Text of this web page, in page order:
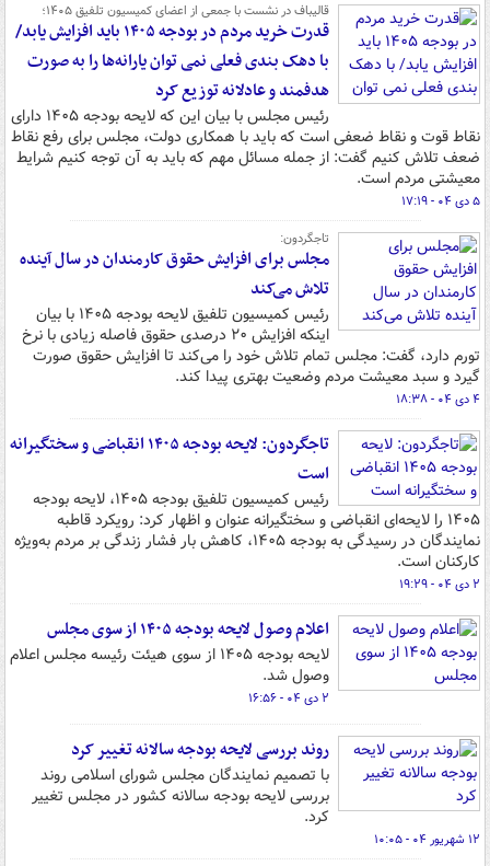
قالیباف در نشست با جمعی از اعضای کمیسیون تلفیق ۱۴۰۵؛
قدرت خرید مردم در بودجه ۱۴۰۵ باید افزایش یابد/
با دهک بندی فعلی نمی توان یارانه‌ها را به صورت
هدفمند و عادلانه توزیع کرد
رئیس مجلس با بیان این که لایحه بودجه ۱۴۰۵ دارای
نقاط قوت و نقاط ضعفی است که باید با همکاری دولت، مجلس برای رفع نقاط
ضعف تلاش کنیم گفت: از جمله مسائل مهم که باید به آن توجه کنیم شرایط
معیشتی مردم است.
۵ دی ۰۴ - ۱۷:۱۹
تاجگردون:
مجلس برای افزایش حقوق کارمندان در سال آینده
تلاش می‌کند
رئیس کمیسیون تلفیق لایحه بودجه ۱۴۰۵ با بیان
اینکه افزایش ۲۰ درصدی حقوق فاصله زیادی با نرخ
تورم دارد، گفت: مجلس تمام تلاش خود را می‌کند تا افزایش حقوق صورت
گیرد و سبد معیشت مردم وضعیت بهتری پیدا کند.
۴ دی ۰۴ - ۱۸:۳۸
تاجگردون: لایحه بودجه ۱۴۰۵ انقباضی و سختگیرانه
است
رئیس کمیسیون تلفیق بودجه ۱۴۰۵، لایحه بودجه
۱۴۰۵ را لایحه‌ای انقباضی و سختگیرانه عنوان و اظهار کرد: رویکرد قاطبه
نمایندگان در رسیدگی به بودجه ۱۴۰۵، کاهش بار فشار زندگی بر مردم به‌ویژه
کارکنان است.
۲ دی ۰۴ - ۱۹:۲۹
اعلام وصول لایحه بودجه ۱۴۰۵ از سوی مجلس
لایحه بودجه ۱۴۰۵ از سوی هیئت رئیسه مجلس اعلام
وصول شد.
۲ دی ۰۴ - ۱۶:۵۶
روند بررسی لایحه بودجه سالانه تغییر کرد
با تصمیم نمایندگان مجلس شورای اسلامی روند
بررسی لایحه بودجه سالانه کشور در مجلس تغییر
کرد.
۱۲ شهریور ۰۴ - ۱۰:۰۵